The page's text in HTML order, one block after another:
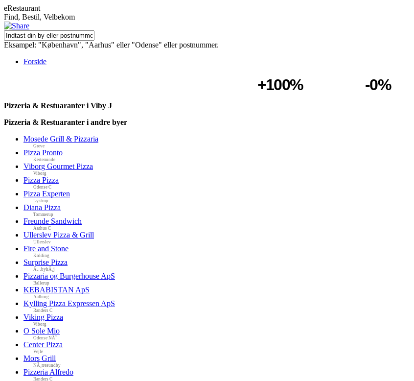
eRestaurant
Find, Bestil, Velbekom
Eksampel: "København", "Aarhus" eller "Odense" eller postnummer.
Forside
+100% -0%
Pizzeria & Restuaranter i Viby J
Pizzeria & Restuaranter i andre byer
Mosede Grill & Pizzaria
Greve
Pizza Pronto
Kerteminde
Viborg Gourmet Pizza
Viborg
Pizza Pizza
Odense C
Pizza Experten
Lystrup
Diana Pizza
Tommerup
Freunde Sandwich
Aarhus C
Ullerslev Pizza & Grill
Ullerslev
Fire and Stone
Kolding
Surprise Pizza
Ã…byhÃ¸j
Pizzaria og Burgerhouse ApS
Ballerup
KEBABISTAN ApS
Aalborg
Kylling Pizza Expressen ApS
Randers C
Viking Pizza
Viborg
O Sole Mio
Odense NÃ˜
Center Pizza
Vejle
Mors Grill
NÃ¸rresundby
Pizzeria Alfredo
Randers C